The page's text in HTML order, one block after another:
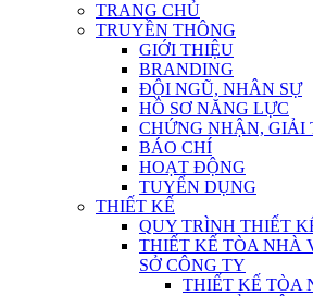
TRANG CHỦ
TRUYỀN THÔNG
GIỚI THIỆU
BRANDING
ĐỘI NGŨ, NHÂN SỰ
HỒ SƠ NĂNG LỰC
CHỨNG NHẬN, GIẢI
BÁO CHÍ
HOẠT ĐỘNG
TUYỂN DỤNG
THIẾT KẾ
QUY TRÌNH THIẾT
THIẾT KẾ TÒA NHÀ
SỞ CÔNG TY
THIẾT KẾ TÒA